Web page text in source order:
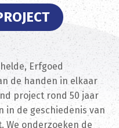
Erfgoed
de handen in elkaar
project rond 50 jaar
in de geschiedenis van
We onderzoeken de